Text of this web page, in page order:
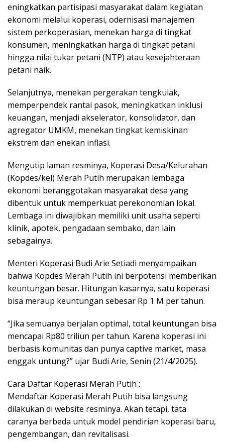
eningkatkan partisipasi masyarakat dalam kegiatan
ekonomi melalui koperasi, odernisasi manajemen
sistem perkoperasian, menekan harga di tingkat
konsumen, meningkatkan harga di tingkat petani
hingga nilai tukar petani (NTP) atau kesejahteraan
petani naik.
Selanjutnya, menekan pergerakan tengkulak,
memperpendek rantai pasok, meningkatkan inklusi
keuangan, menjadi akselerator, konsolidator, dan
agregator UMKM, menekan tingkat kemiskinan
ekstrem dan enekan inflasi.
Mengutip laman resminya, Koperasi Desa/Kelurahan
(Kopdes/kel) Merah Putih merupakan lembaga
ekonomi beranggotakan masyarakat desa yang
dibentuk untuk memperkuat perekonomian lokal.
Lembaga ini diwajibkan memiliki unit usaha seperti
klinik, apotek, pengadaan sembako, dan lain
sebagainya.
Menteri Koperasi Budi Arie Setiadi menyampaikan
bahwa Kopdes Merah Putih ini berpotensi memberikan
keuntungan besar. Hitungan kasarnya, satu koperasi
bisa meraup keuntungan sebesar Rp 1 M per tahun.
“Jika semuanya berjalan optimal, total keuntungan bisa
mencapai Rp80 triliun per tahun. Karena koperasi ini
berbasis komunitas dan punya captive market, masa
enggak untung?” ujar Budi Arie, Senin (21/4/2025).
Cara Daftar Koperasi Merah Putih :
Mendaftar Koperasi Merah Putih bisa langsung
dilakukan di website resminya. Akan tetapi, tata
caranya berbeda untuk model pendirian koperasi baru,
pengembangan, dan revitalisasi.